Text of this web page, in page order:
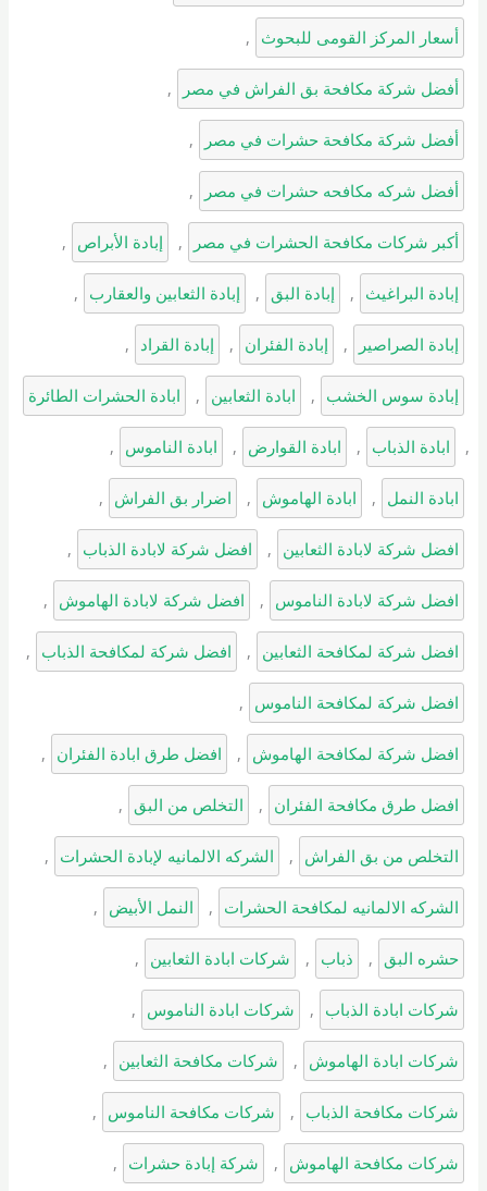
أسعار المركز القومى للبحوث ,
أفضل شركة مكافحة بق الفراش في مصر ,
أفضل شركة مكافحة حشرات في مصر ,
أفضل شركه مكافحه حشرات في مصر ,
أكبر شركات مكافحة الحشرات في مصر , إبادة الأبراص ,
إبادة البراغيث , إبادة البق , إبادة الثعابين والعقارب ,
إبادة الصراصير , إبادة الفئران , إبادة القراد ,
إبادة سوس الخشب , ابادة الثعابين , ابادة الحشرات الطائرة
, ابادة الذباب , ابادة القوارض , ابادة الناموس ,
ابادة النمل , ابادة الهاموش , اضرار بق الفراش ,
افضل شركة لابادة الثعابين , افضل شركة لابادة الذباب ,
افضل شركة لابادة الناموس , افضل شركة لابادة الهاموش ,
افضل شركة لمكافحة الثعابين , افضل شركة لمكافحة الذباب ,
افضل شركة لمكافحة الناموس ,
افضل شركة لمكافحة الهاموش , افضل طرق ابادة الفئران ,
افضل طرق مكافحة الفئران , التخلص من البق ,
التخلص من بق الفراش , الشركه الالمانيه لإبادة الحشرات ,
الشركه الالمانيه لمكافحة الحشرات , النمل الأبيض ,
حشره البق , ذباب , شركات ابادة الثعابين ,
شركات ابادة الذباب , شركات ابادة الناموس ,
شركات ابادة الهاموش , شركات مكافحة الثعابين ,
شركات مكافحة الذباب , شركات مكافحة الناموس ,
شركات مكافحة الهاموش , شركة إبادة حشرات ,